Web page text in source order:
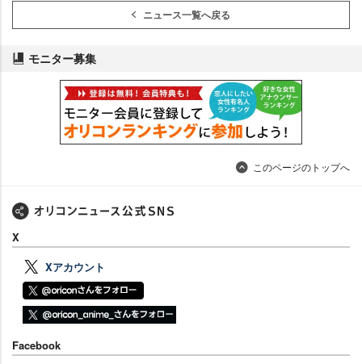
ニュース一覧へ戻る
モニター募集
このページのトップへ
X
Xアカウント
Facebook